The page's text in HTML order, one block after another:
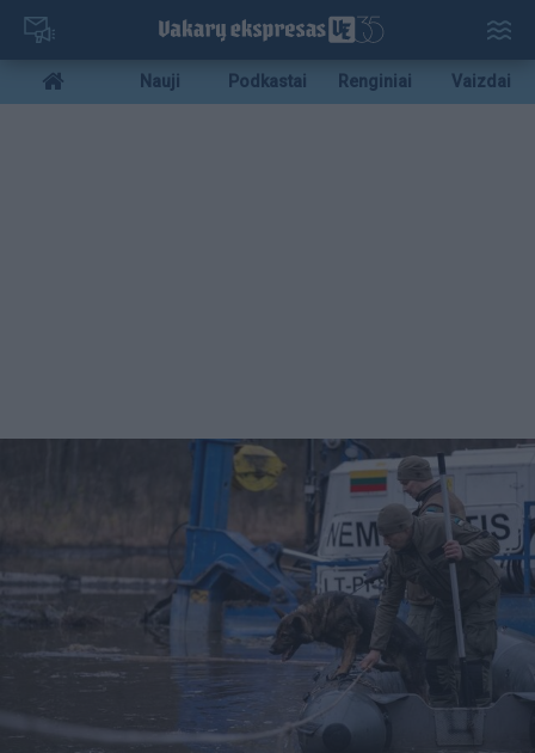
Pereiti
pagrindinį
turinį
Mobile
menu
Nauji Podkastai Renginiai Vaizdai